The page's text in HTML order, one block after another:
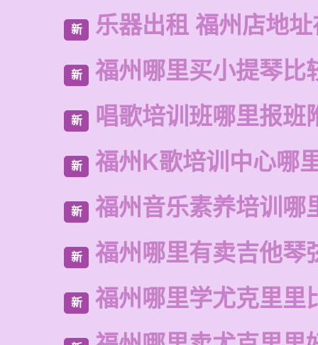
新 乐器出租 福州店地
新 福州哪里买小提琴比
新 唱歌培训班哪里报班
新 福州K歌培训中心哪
新 福州音乐素养培训哪
新 福州哪里有卖吉他琴
新 福州哪里学尤克里里